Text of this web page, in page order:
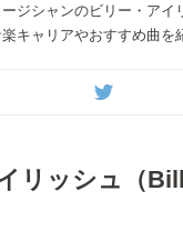
ジシャンのビリー・アイ
キャリアやおすすめ曲を
リッシュ（